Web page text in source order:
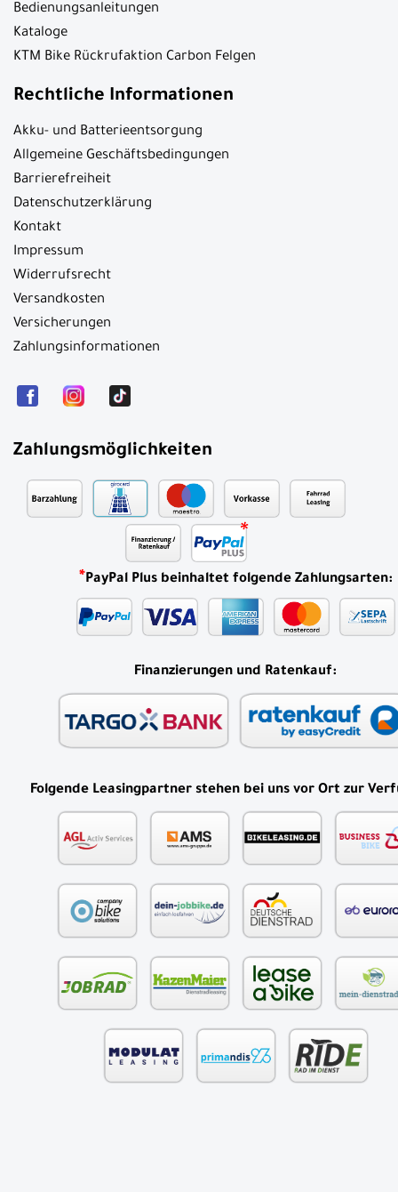
Bedienungsanleitungen
Kataloge
KTM Bike Rückrufaktion Carbon Felgen
Rechtliche Informationen
Akku- und Batterieentsorgung
Allgemeine Geschäftsbedingungen
Barrierefreiheit
Datenschutzerklärung
Kontakt
Impressum
Widerrufsrecht
Versandkosten
Versicherungen
Zahlungsinformationen
Zahlungsmöglichkeiten
*PayPal Plus beinhaltet folgende Zahlungsarten:
Finanzierungen und Ratenkauf:
Folgende Leasingpartner stehen bei uns vor Ort zur